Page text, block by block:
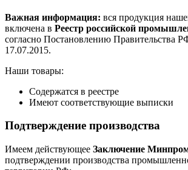
Важная информация: вся продукция
включена в Реестр российской
согласно Постановлению Правительства
17.07.2015.
Наши товары:
Содержатся в реестре
Имеют соответствующие выписки
Подтверждение производства
Имеем действующее Заключение
подтверждении производства